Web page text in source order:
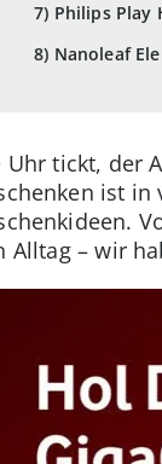
7) Philips Play
8) Nanoleaf
Uhr tickt, der
ist in
Alltag – wir